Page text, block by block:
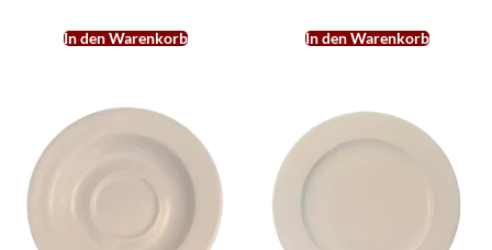
In den Warenkorb In den Warenkorb